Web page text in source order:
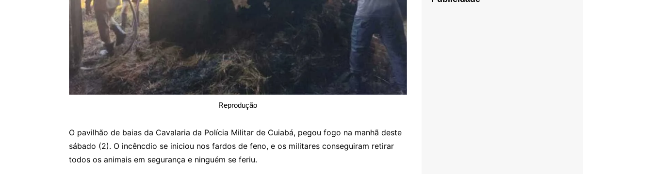
Reprodução
O pavilhão de baias da Cavalaria da Polícia Militar de Cuiabá, pegou fogo na manhã deste
sábado (2). O incêncdio se iniciou nos fardos de feno, e os militares conseguiram retirar
todos os animais em segurança e ninguém se feriu.